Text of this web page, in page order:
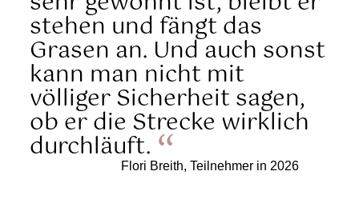
stehen und fängt das
Grasen an. Und auch sonst
kann man nicht mit
völliger Sicherheit sagen,
ob er die Strecke wirklich
durchläuft.
Flori Breith, Teilnehmer in 2026